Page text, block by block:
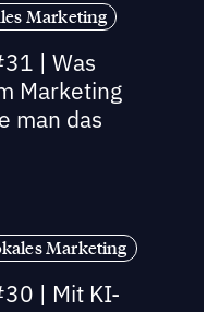
Marketing
| Was
Marketing
man das
Marketing
| Mit KI-